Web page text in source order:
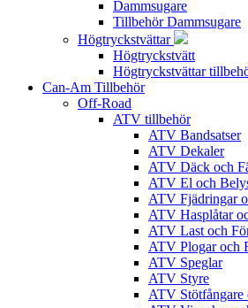
Dammsugare
Tillbehör Dammsugare
Högtryckstvättar
Högtryckstvätt
Högtryckstvättar
Can-Am Tillbehör
Off-Road
ATV tillbehör
ATV Bandsatser
ATV Dekaler
ATV Däck och
ATV El och
ATV Fjädringar
ATV Hasplåtar
ATV Last och
ATV Plogar och
ATV Speglar
ATV Styre
ATV Stötfångare